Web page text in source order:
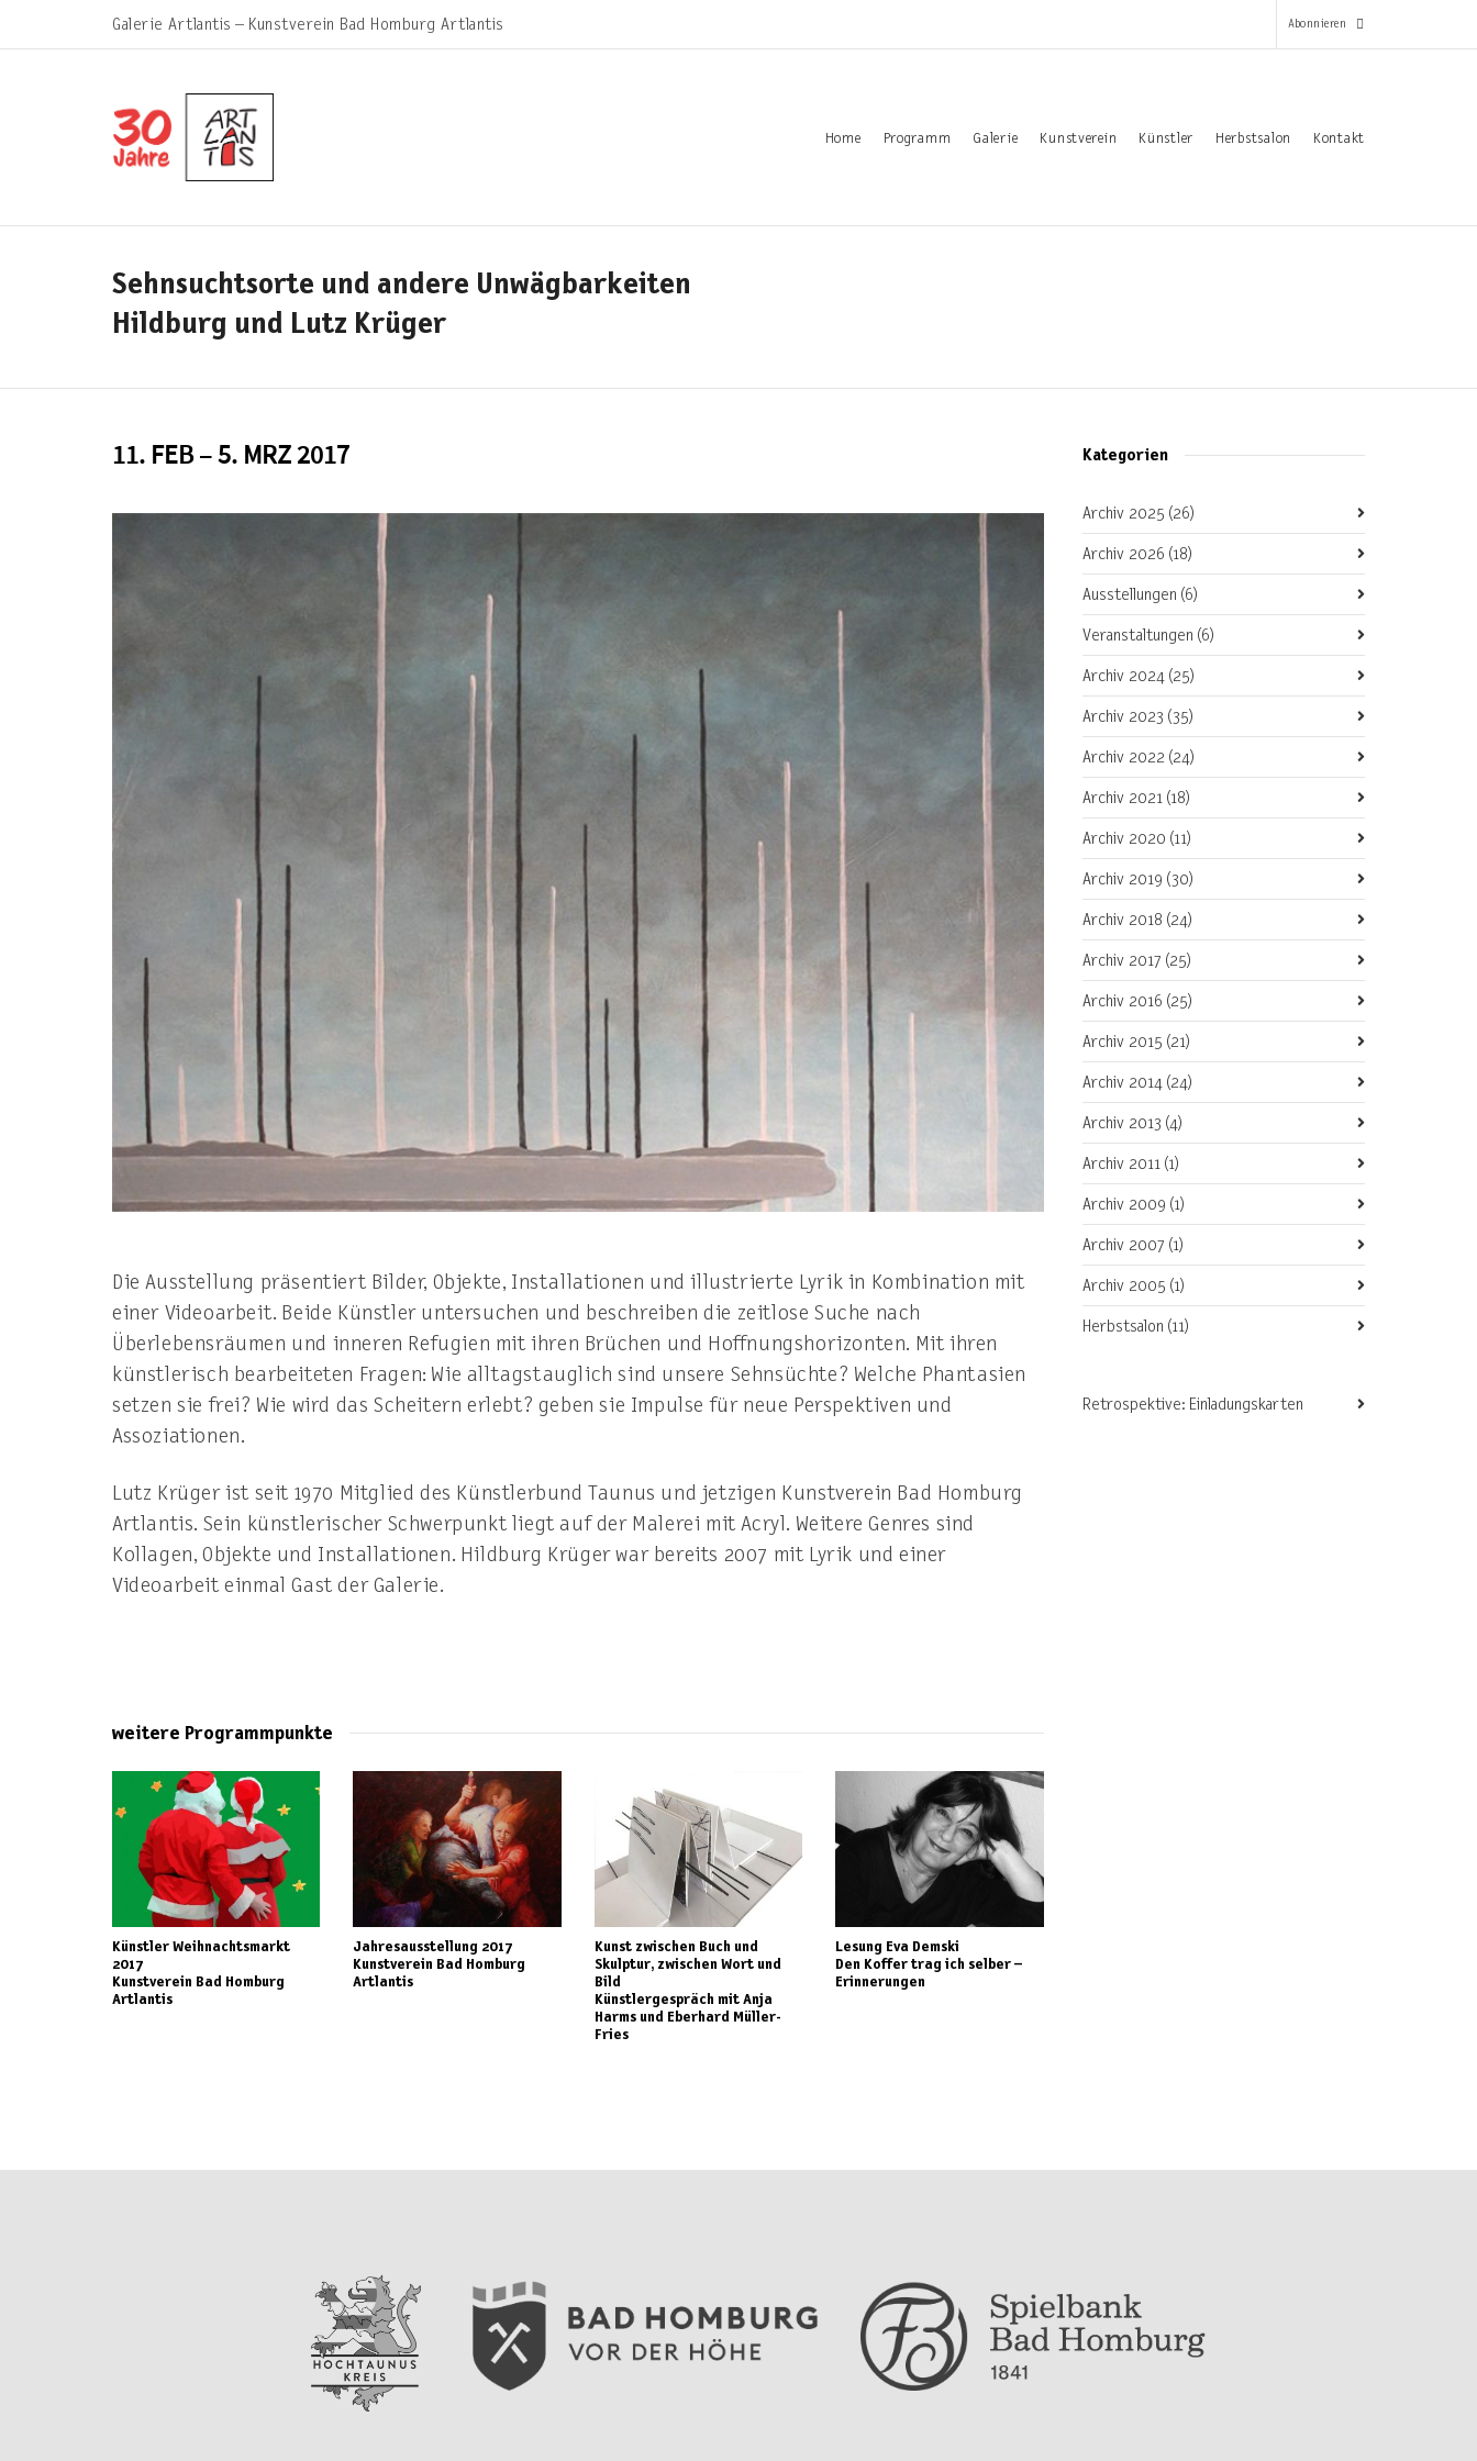
Galerie Artlantis – Kunstverein Bad Homburg Artlantis Abonnieren
*Pflichtfeld
Home Programm Galerie Kunstverein Künstler Herbstsalon Kontakt
Sehnsuchtsorte und andere Unwägbarkeiten
Hildburg und Lutz Krüger
11. FEB – 5. MRZ 2017
Die Ausstellung präsentiert Bilder, Objekte, Installationen und illustrierte Lyrik in Kombination mit
einer Videoarbeit. Beide Künstler untersuchen und beschreiben die zeitlose Suche nach
Überlebensräumen und inneren Refugien mit ihren Brüchen und Hoffnungshorizonten. Mit ihren
künstlerisch bearbeiteten Fragen: Wie alltagstauglich sind unsere Sehnsüchte? Welche Phantasien
setzen sie frei? Wie wird das Scheitern erlebt? geben sie Impulse für neue Perspektiven und
Assoziationen.
Lutz Krüger ist seit 1970 Mitglied des Künstlerbund Taunus und jetzigen Kunstverein Bad Homburg
Artlantis. Sein künstlerischer Schwerpunkt liegt auf der Malerei mit Acryl. Weitere Genres sind
Kollagen, Objekte und Installationen. Hildburg Krüger war bereits 2007 mit Lyrik und einer
Videoarbeit einmal Gast der Galerie.
weitere Programmpunkte
Künstler Weihnachtsmarkt
2017
Kunstverein Bad Homburg
Artlantis
Jahresausstellung 2017
Kunstverein Bad Homburg
Artlantis
Kunst zwischen Buch und
Skulptur, zwischen Wort und
Bild
Künstlergespräch mit Anja
Harms und Eberhard Müller-
Fries
Lesung Eva Demski
Den Koffer trag ich selber –
Erinnerungen
Kategorien
Archiv 2025 (26)
Archiv 2026 (18)
Ausstellungen (6)
Veranstaltungen (6)
Archiv 2024 (25)
Archiv 2023 (35)
Archiv 2022 (24)
Archiv 2021 (18)
Archiv 2020 (11)
Archiv 2019 (30)
Archiv 2018 (24)
Archiv 2017 (25)
Archiv 2016 (25)
Archiv 2015 (21)
Archiv 2014 (24)
Archiv 2013 (4)
Archiv 2011 (1)
Archiv 2009 (1)
Archiv 2007 (1)
Archiv 2005 (1)
Herbstsalon (11)
Retrospektive: Einladungskarten